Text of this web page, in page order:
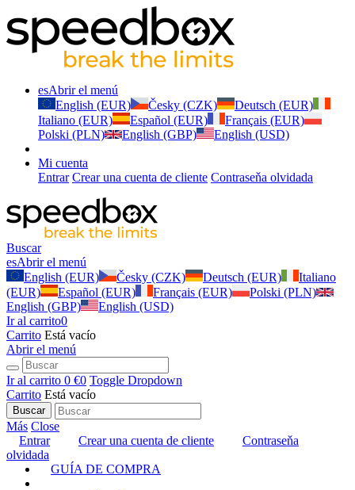
esAbrir el menú
English (EUR)
Česky (CZK)
Deutsch (EUR)
Italiano (EUR)
Español (EUR)
Français (EUR)
Polski (PLN)
English (GBP) English (USD)
Mi cuenta
Entrar Crear una cuenta de cliente Contraseňa olvidada
Buscar
esAbrir el menú
English (EUR)
Česky (CZK) Deutsch (EUR)
Italiano
(EUR)
Español (EUR) Français (EUR)
Polski (PLN)
English (GBP)
English (USD)
Ir al carrito0
Carrito Está vacío
Abrir el menú
Ir al carrito 0 €0 Toggle Dropdown
Carrito Está vacío
Buscar
Más Close
Entrar
Crear una cuenta de cliente
Contraseňa
olvidada
GUÍA DE COMPRA